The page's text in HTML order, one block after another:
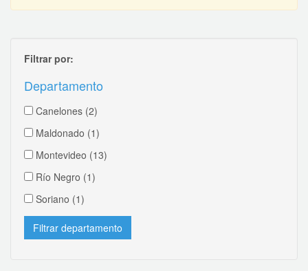
Filtrar por:
Departamento
Canelones (2)
Maldonado (1)
Montevideo (13)
Río Negro (1)
Soriano (1)